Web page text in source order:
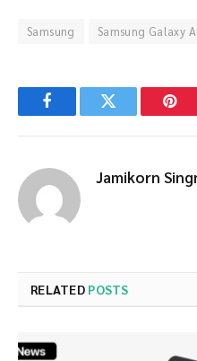
Samsung Samsung Galaxy
FacebookTwitter
Jamikorn
RELATED POSTS